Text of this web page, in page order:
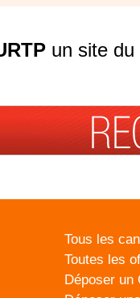
un site du
Tous les
Toutes les
Déposer un